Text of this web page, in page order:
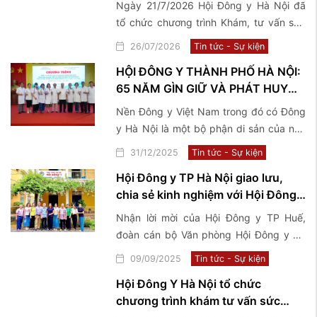
binh, bệnh binh, thân nhân, gia
đình Liệt sĩ và người có công với
cách mạng tại 2 xã Phúc Sơn và ...
Ngày 21/7/2026 Hội Đông y Hà Nội đã
tổ chức chương trình Khám, tư vấn sức
khoẻ và tặng quà thương binh, bệnh
binh, thân nhân, gia đình Liệt sĩ và người
có công với cách mạng tại 2 xã Phúc
Sơn và Phú Nghĩa
26/07/2026 Tin tức - Sự kiện
HỘI ĐÔNG Y THÀNH PHỐ HÀ NỘI:
65 NĂM GÌN GIỮ VÀ PHÁT HUY
TINH HOA Y HỌC CỔ TRUYỀN
VIỆT NAM
Nền Đông y Việt Nam trong đó có Đông
y Hà Nội là một bộ phận di sản của nền
văn hoá Việt Nam, có lịch sử phát triển
hàng ngàn năm cùng với tiến trình lịch
sử của dân tộc.
31/12/2025 Tin tức - Sự kiện
Hội Đông y TP Hà Nội giao lưu,
chia sẻ kinh nghiệm với Hội Đông y
TP Huế
Nhận lời mời của Hội Đông y TP Huế,
đoàn cán bộ Văn phòng Hội Đông y TP
Hà Nội đã có chuyến công tác, giao lưu,
chia sẻ kinh nghiệm về mô hình tổ chức
hoạt động Hội và tham quan một số
Phòng chẩn trị tiêu biểu tại TP Huế
09/09/2025 Tin tức - Sự kiện
Hội Đông Y Hà Nội tổ chức
chương trình khám tư vấn sức